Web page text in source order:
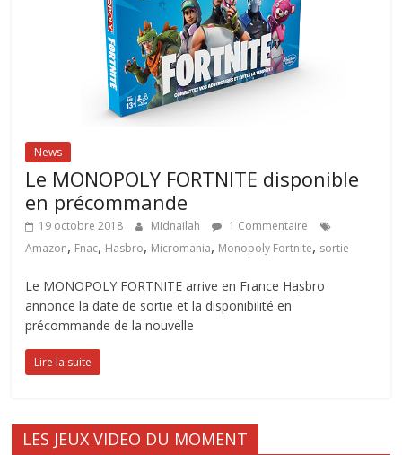
News
Le MONOPOLY FORTNITE disponible
en précommande
19 octobre 2018 Midnailah
1 Commentaire
Amazon, Fnac, Hasbro, Micromania, Monopoly Fortnite, sortie
Le MONOPOLY FORTNITE arrive en France Hasbro
annonce la date de sortie et la disponibilité en
précommande de la nouvelle
Lire la suite
LES JEUX VIDEO DU MOMENT